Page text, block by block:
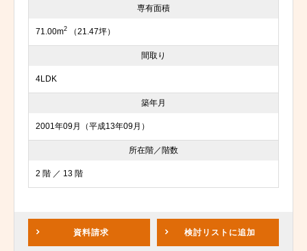
専有面積
71.00m2 （21.47坪）
間取り
4LDK
築年月
2001年09月（平成13年09月）
所在階／階数
2 階 ／ 13 階
資料請求 検討リスト に追加